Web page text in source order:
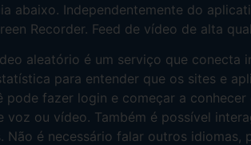
abaixo. Independentemente do
Recorder. Feed de vídeo de alta
aleatório é um serviço que conecta
para entender que os sites e
pode fazer login e começar a
voz ou vídeo. Também é possível
Não é necessário falar outros